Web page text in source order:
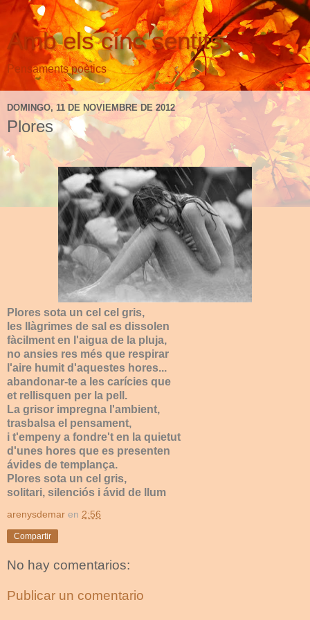
Amb els cinc sentits
Pensaments poètics
DOMINGO, 11 DE NOVIEMBRE DE 2012
Plores
Plores sota un cel cel gris,
les llàgrimes de sal es dissolen
fàcilment en l'aigua de la pluja,
no ansies res més que respirar
l'aire humit d'aquestes hores...
abandonar-te a les carícies que
et rellisquen per la pell.
La grisor impregna l'ambient,
trasbalsa el pensament,
i t'empeny a fondre't en la quietut
d'unes hores que es presenten
ávides de templança.
Plores sota un cel gris,
solitari, silenciós i ávid de llum
arenysdemar en 2:56
Compartir
No hay comentarios:
Publicar un comentario